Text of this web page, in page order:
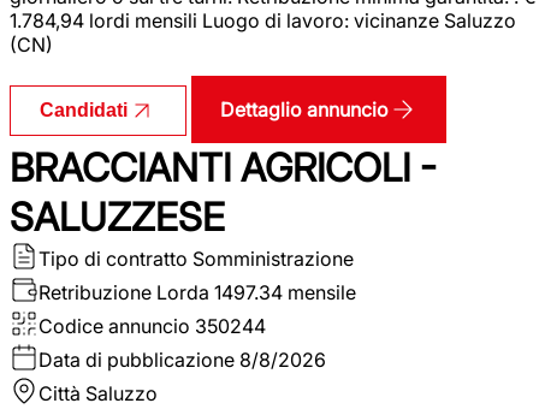
1.784,94 lordi mensili Luogo di lavoro: vicinanze Saluzzo
(CN)
Candidati Dettaglio annuncio
BRACCIANTI AGRICOLI -
SALUZZESE
Tipo di contratto Somministrazione
Retribuzione Lorda 1497.34 mensile
Codice annuncio 350244
Data di pubblicazione 8/8/2026
Città Saluzzo